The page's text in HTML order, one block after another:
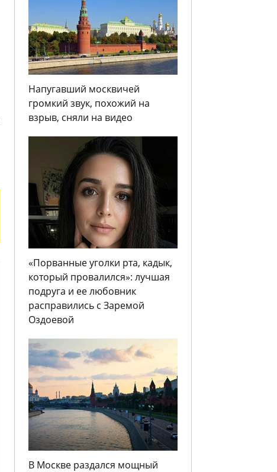
Напугавший москвичей
громкий звук, похожий на
взрыв, сняли на видео
«Порванные уголки рта, кадык,
который провалился»: лучшая
подруга и ее любовник
расправились с Заремой
Оздоевой
В Москве раздался мощный